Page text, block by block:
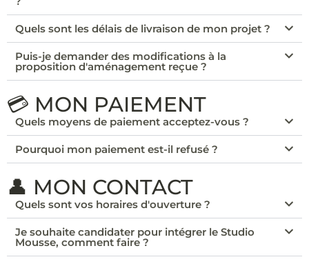
Quels sont les délais de livraison de mon projet ?
Puis-je demander des modifications à la
proposition d'aménagement reçue ?
💳 MON PAIEMENT
Quels moyens de paiement acceptez-vous ?
Pourquoi mon paiement est-il refusé ?
👤 MON CONTACT
Quels sont vos horaires d'ouverture ?
Je souhaite candidater pour intégrer le Studio
Mousse, comment faire ?